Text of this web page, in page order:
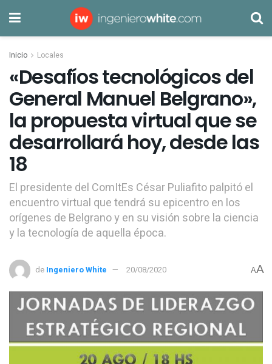
Inicio Locales
«Desafíos tecnológicos del
General Manuel Belgrano»,
la propuesta virtual que se
desarrollará hoy, desde las
18
El presidente del ComItEs César Puliafito palpitó el
encuentro virtual que tendrá su epicentro en los
orígenes de Belgrano y en su visión sobre la ciencia
y la tecnología de aquella época.
de Ingeniero White 20/08/2020 AA